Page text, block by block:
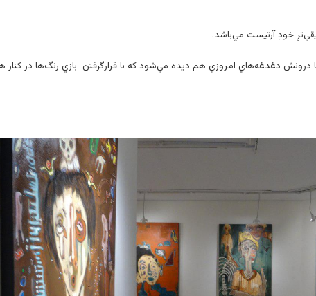
خودِ آرتيست مي‌باشد.
دغدغه‌هاي امروزي هم ديده مي‌شود كه با قرارگرفتن بازي رنگ‌ها در كنار هم